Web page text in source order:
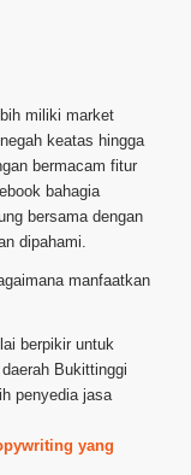
miliki market
keatas hingga
bermacam fitur
bahagia
bersama dengan
dipahami.
manfaatkan
berpikir untuk
Bukittinggi
penyedia jasa
yang